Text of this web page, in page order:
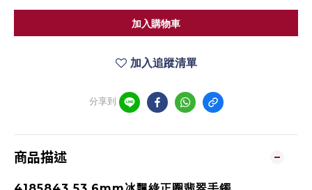
加入購物車
加入追蹤清單
分享到
商品描述